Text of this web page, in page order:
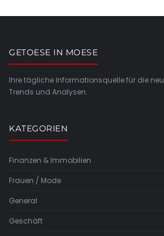
GETOESE IN MOESE
Ihre tägliche Informationsquelle für die
Trends und Analysen.
KATEGORIEN
Finanzen & Immobilien
Frauen / Mode
General
Geschäft